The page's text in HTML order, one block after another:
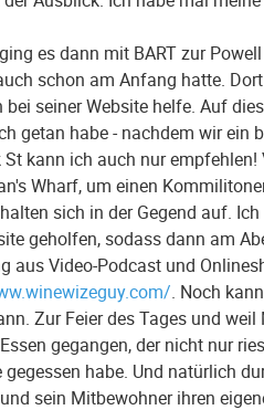
es dann mit BART zur
schon am Anfang hatte.
bei seiner Website helfe. Auf
getan habe - nachdem wir ein
St kann ich auch nur
Wharf, um einen
sich in der Gegend auf.
geholfen, sodass dann am
aus Video-Podcast und
. Noch
Zur Feier des Tages und
gegangen, der nicht nur
gegessen habe. Und natürlich
sein Mitbewohner ihren